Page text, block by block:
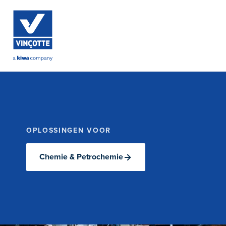
OPLOSSINGEN VOOR
Chemie & Petrochemie